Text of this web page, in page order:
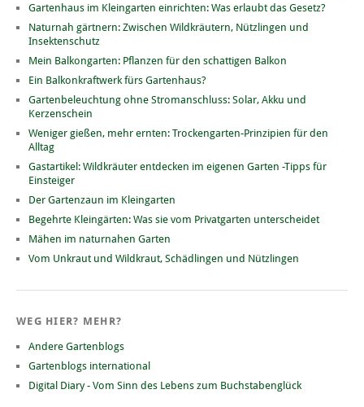
Gartenhaus im Kleingarten einrichten: Was erlaubt das Gesetz?
Naturnah gärtnern: Zwischen Wildkräutern, Nützlingen und
Insektenschutz
Mein Balkongarten: Pflanzen für den schattigen Balkon
Ein Balkonkraftwerk fürs Gartenhaus?
Gartenbeleuchtung ohne Stromanschluss: Solar, Akku und
Kerzenschein
Weniger gießen, mehr ernten: Trockengarten-Prinzipien für den
Alltag
Gastartikel: Wildkräuter entdecken im eigenen Garten -Tipps für
Einsteiger
Der Gartenzaun im Kleingarten
Begehrte Kleingärten: Was sie vom Privatgarten unterscheidet
Mähen im naturnahen Garten
Vom Unkraut und Wildkraut, Schädlingen und Nützlingen
WEG HIER? MEHR?
Andere Gartenblogs
Gartenblogs international
Digital Diary - Vom Sinn des Lebens zum Buchstabenglück